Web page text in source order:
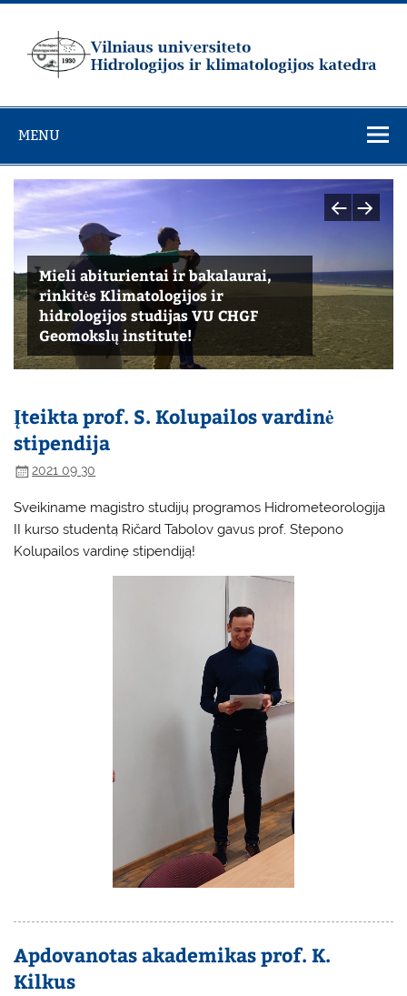
Skip
universiteto
Hidrologijos ir
klimatologijos
katedra
MENU
Mieli abiturientai ir bakalaurai,
rinkitės Klimatologijos ir
hidrologijos studijas VU CHGF
Geomokslų institute!
Mieli abiturientai ir bakalaurai,
rinkitės Klimatologijos ir
hidrologijos studijas VU CHGF
Geomokslų institute!
Mieli abiturientai ir bakalaurai,
rinkitės Klimatologijos ir
hidrologijos studijas VU CHGF
Geomokslų institute!
Įteikta prof. S. Kolupailos vardinė
stipendija
2021 09 30
Sveikiname magistro studijų programos Hidrometeorologija
II kurso studentą Ričard Tabolov gavus prof. Stepono
Kolupailos vardinę stipendiją!
Apdovanotas akademikas prof. K.
Kilkus